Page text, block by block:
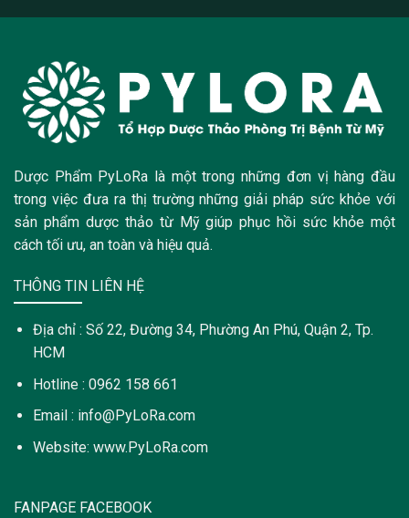
Dược Phẩm PyLoRa là một trong những đơn vị hàng đầu
trong việc đưa ra thị trường những giải pháp sức khỏe với
sản phẩm dược thảo từ Mỹ giúp phục hồi sức khỏe một
cách tối ưu, an toàn và hiệu quả.
THÔNG TIN LIÊN HỆ
Địa chỉ : Số 22, Đường 34, Phường An Phú, Quận 2, Tp.
HCM
Hotline : 0962 158 661
Email : info@PyLoRa.com
Website: www.PyLoRa.com
FANPAGE FACEBOOK